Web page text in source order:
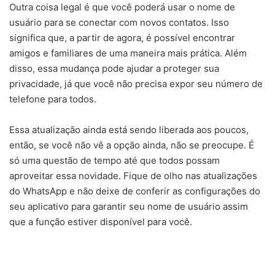
Outra coisa legal é que você poderá usar o nome de
usuário para se conectar com novos contatos. Isso
significa que, a partir de agora, é possível encontrar
amigos e familiares de uma maneira mais prática. Além
disso, essa mudança pode ajudar a proteger sua
privacidade, já que você não precisa expor seu número de
telefone para todos.
Essa atualização ainda está sendo liberada aos poucos,
então, se você não vê a opção ainda, não se preocupe. É
só uma questão de tempo até que todos possam
aproveitar essa novidade. Fique de olho nas atualizações
do WhatsApp e não deixe de conferir as configurações do
seu aplicativo para garantir seu nome de usuário assim
que a função estiver disponível para você.